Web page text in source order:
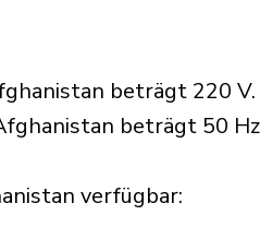
beträgt 220 V.
beträgt 50
verfügbar:​